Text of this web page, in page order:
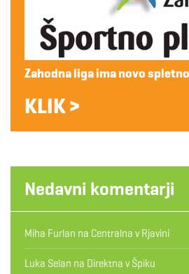
Zahodna liga ima novo
KLIK >
Nedavni komentarji
Miha Furlan na Centralna v Rjavini
Luka Selan na Direktna v Špiku